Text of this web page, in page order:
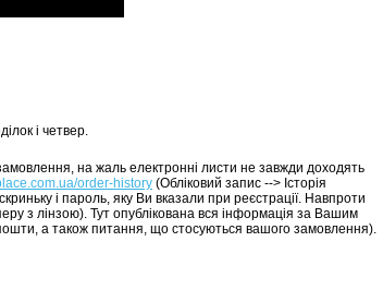
і четвер.
на жаль електронні листи не завжди доходять
order-history (Обліковий запис --> Історія
і пароль, яку Ви вказали при реєстрації. Навпроти
з лінзою). Тут опублікована вся інформація за Вашим
а також питання, що стосуються вашого замовлення).